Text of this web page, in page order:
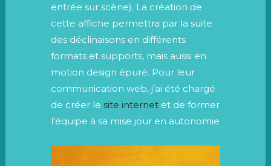
entrée sur scène). La création de
cette affiche permettra par la suite
des déclinaisons en différents
formats et supports, mais aussi en
motion design épuré. Pour leur
communication web, j’ai été chargé
de créer le site internet et de former
l’équipe à sa mise jour en autonomie